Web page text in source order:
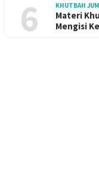
6 KHUTBAH
Materi
Mengisi